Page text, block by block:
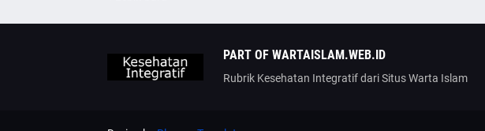
PART OF WARTAISLAM.WEB.ID
Rubrik Kesehatan Integratif dari Situs Warta Islam